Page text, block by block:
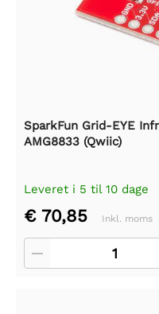
SparkFun Grid-EYE
AMG8833 (Qwiic)
Leveret i 5 til 10 dage
€ 70,85 Inkl. moms